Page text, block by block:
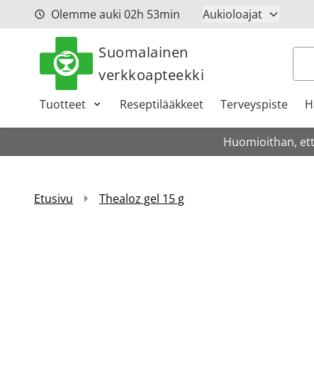
Siirry sisältöönOlemme auki 02h 53min Aukioloajat
Suomalainen
verkkoapteekki
Haku
Tuotteet Reseptilääkkeet Terveyspiste
Huomioithan,
Etusivu Thealoz gel 15 g